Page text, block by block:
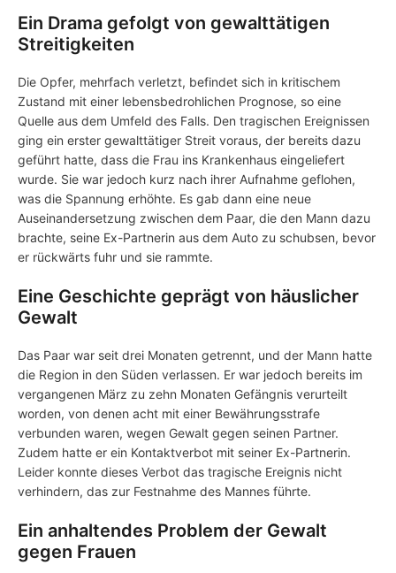
Ein Drama gefolgt von gewalttätigen
Streitigkeiten
Die Opfer, mehrfach verletzt, befindet sich in kritischem
Zustand mit einer lebensbedrohlichen Prognose, so eine
Quelle aus dem Umfeld des Falls. Den tragischen Ereignissen
ging ein erster gewalttätiger Streit voraus, der bereits dazu
geführt hatte, dass die Frau ins Krankenhaus eingeliefert
wurde. Sie war jedoch kurz nach ihrer Aufnahme geflohen,
was die Spannung erhöhte. Es gab dann eine neue
Auseinandersetzung zwischen dem Paar, die den Mann dazu
brachte, seine Ex-Partnerin aus dem Auto zu schubsen, bevor
er rückwärts fuhr und sie rammte.
Eine Geschichte geprägt von häuslicher
Gewalt
Das Paar war seit drei Monaten getrennt, und der Mann hatte
die Region in den Süden verlassen. Er war jedoch bereits im
vergangenen März zu zehn Monaten Gefängnis verurteilt
worden, von denen acht mit einer Bewährungsstrafe
verbunden waren, wegen Gewalt gegen seinen Partner.
Zudem hatte er ein Kontaktverbot mit seiner Ex-Partnerin.
Leider konnte dieses Verbot das tragische Ereignis nicht
verhindern, das zur Festnahme des Mannes führte.
Ein anhaltendes Problem der Gewalt
gegen Frauen